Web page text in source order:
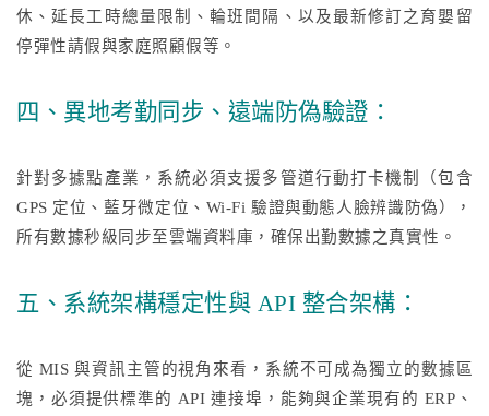
休、延長工時總量限制、輪班間隔、以及最新修訂之育嬰留
停彈性請假與家庭照顧假等。
四、異地考勤同步、遠端防偽驗證：
針對多據點產業，系統必須支援多管道行動打卡機制（包含
GPS 定位、藍牙微定位、Wi-Fi 驗證與動態人臉辨識防偽），
所有數據秒級同步至雲端資料庫，確保出勤數據之真實性。
五、系統架構穩定性與 API 整合架構：
從 MIS 與資訊主管的視角來看，系統不可成為獨立的數據區
塊，必須提供標準的 API 連接埠，能夠與企業現有的 ERP、